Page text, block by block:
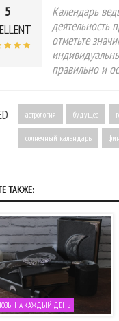
5
Календарь
деятельность
отметьте
правильно и
астрология будущее
солнечный календарь
ТАКЖЕ:
НА КАЖДЫЙ ДЕНЬ